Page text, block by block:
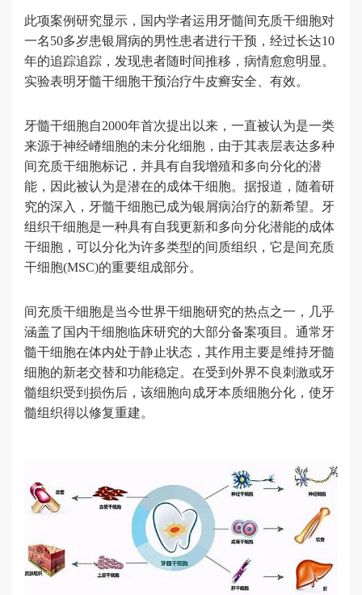
此项案例研究显示，国内学者运用牙髓间充质干细胞对
一名50多岁患银屑病的男性患者进行干预，经过长达10
年的追踪追踪，发现患者随时间推移，病情愈愈明显。
实验表明牙髓干细胞干预治疗牛皮癣安全、有效。
牙髓干细胞自2000年首次提出以来，一直被认为是一类
来源于神经嵴细胞的未分化细胞，由于其表层表达多种
间充质干细胞标记，并具有自我增殖和多向分化的潜
能，因此被认为是潜在的成体干细胞。据报道，随着研
究的深入，牙髓干细胞已成为银屑病治疗的新希望。牙
组织干细胞是一种具有自我更新和多向分化潜能的成体
干细胞，可以分化为许多类型的间质组织，它是间充质
干细胞(MSC)的重要组成部分。
间充质干细胞是当今世界干细胞研究的热点之一，几乎
涵盖了国内干细胞临床研究的大部分备案项目。通常牙
髓干细胞在体内处于静止状态，其作用主要是维持牙髓
细胞的新老交替和功能稳定。在受到外界不良刺激或牙
髓组织受到损伤后，该细胞向成牙本质细胞分化，使牙
髓组织得以修复重建。